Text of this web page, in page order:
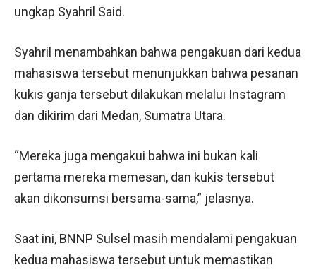
ungkap Syahril Said.
Syahril menambahkan bahwa pengakuan dari kedua
mahasiswa tersebut menunjukkan bahwa pesanan
kukis ganja tersebut dilakukan melalui Instagram
dan dikirim dari Medan, Sumatra Utara.
“Mereka juga mengakui bahwa ini bukan kali
pertama mereka memesan, dan kukis tersebut
akan dikonsumsi bersama-sama,” jelasnya.
Saat ini, BNNP Sulsel masih mendalami pengakuan
kedua mahasiswa tersebut untuk memastikan